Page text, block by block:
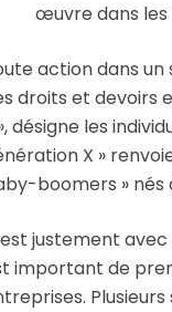
œuvre dans
action dans
droits et devoirs
désigne les
X »
boomers » nés
justement avec
important de